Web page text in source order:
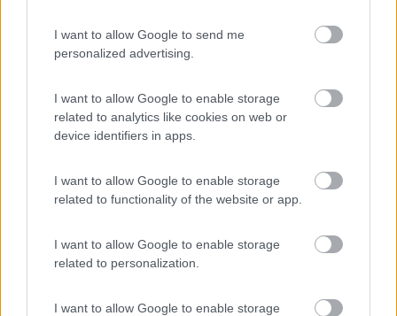
I want to allow Google to send me
personalized advertising.
I want to allow Google to enable storage
related to analytics like cookies on web or
device identifiers in apps.
I want to allow Google to enable storage
related to functionality of the website or app.
I want to allow Google to enable storage
related to personalization.
I want to allow Google to enable storage
Calypso
Campeggio
6.6 Campeggio Jonio
Campeggio